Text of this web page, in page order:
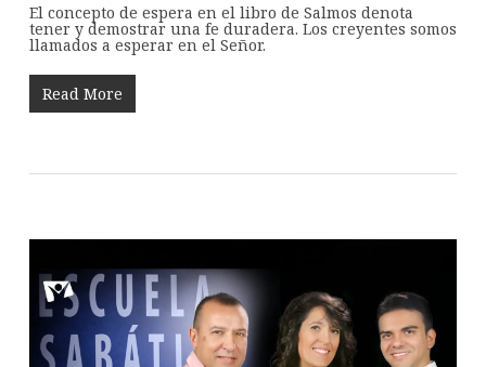
El concepto de espera en el libro de Salmos denota
tener y demostrar una fe duradera. Los creyentes somos
llamados a esperar en el Señor.
Read More